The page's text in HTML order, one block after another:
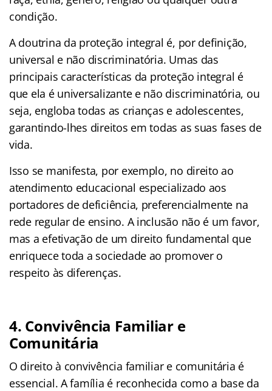
condição.
A doutrina da proteção integral é, por definição,
universal e não discriminatória. Umas das
principais características da proteção integral é
que ela é universalizante e não discriminatória, ou
seja, engloba todas as crianças e adolescentes,
garantindo-lhes direitos em todas as suas fases de
vida.
Isso se manifesta, por exemplo, no direito ao
atendimento educacional especializado aos
portadores de deficiência, preferencialmente na
rede regular de ensino. A inclusão não é um favor,
mas a efetivação de um direito fundamental que
enriquece toda a sociedade ao promover o
respeito às diferenças.
4. Convivência Familiar e
Comunitária
O direito à convivência familiar e comunitária é
essencial. A família é reconhecida como a base da